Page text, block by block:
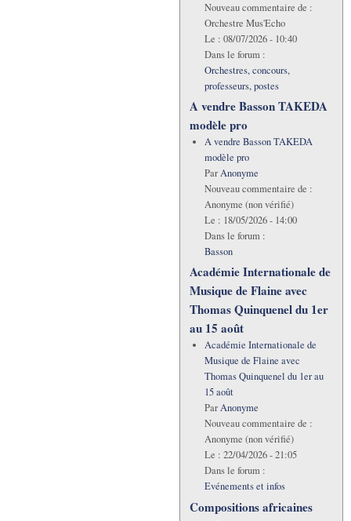
Nouveau commentaire de :
Orchestre Mus'Echo
Le : 08/07/2026 - 10:40
Dans le forum :
Orchestres, concours,
professeurs, postes
A vendre Basson TAKEDA
modèle pro
A vendre Basson TAKEDA
modèle pro
ParAnonyme
Nouveau commentaire de :
Anonyme (non vérifié)
Le : 18/05/2026 - 14:00
Dans le forum :
Basson
Académie Internationale de
Musique de Flaine avec
Thomas Quinquenel du 1er
au 15 août
Académie Internationale de
Musique de Flaine avec
Thomas Quinquenel du 1er au
15 août
ParAnonyme
Nouveau commentaire de :
Anonyme (non vérifié)
Le : 22/04/2026 - 21:05
Dans le forum :
Evénements et infos
Compositions africaines